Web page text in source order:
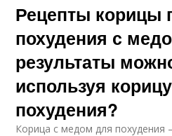
Рецепты корицы
похудения с
результаты
используя
похудения?
Корица с медом для